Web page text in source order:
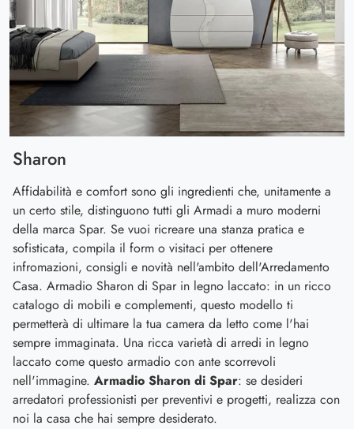
Sharon
Affidabilità e comfort sono gli ingredienti che, unitamente a
un certo stile, distinguono tutti gli Armadi a muro moderni
della marca Spar. Se vuoi ricreare una stanza pratica e
sofisticata, compila il form o visitaci per ottenere
infromazioni, consigli e novità nell'ambito dell'Arredamento
Casa. Armadio Sharon di Spar in legno laccato: in un ricco
catalogo di mobili e complementi, questo modello ti
permetterà di ultimare la tua camera da letto come l'hai
sempre immaginata. Una ricca varietà di arredi in legno
laccato come questo armadio con ante scorrevoli
nell'immagine. Armadio Sharon di Spar: se desideri
arredatori professionisti per preventivi e progetti, realizza con
noi la casa che hai sempre desiderato.